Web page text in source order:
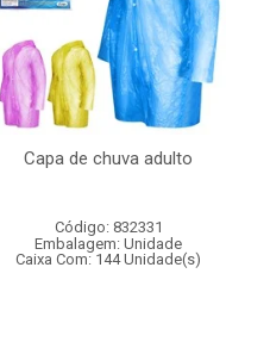
Capa de chuva adulto
Código: 832331
Embalagem: Unidade
Caixa Com: 144 Unidade(s)